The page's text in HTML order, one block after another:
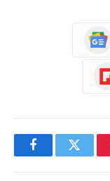
FacebookTwitter